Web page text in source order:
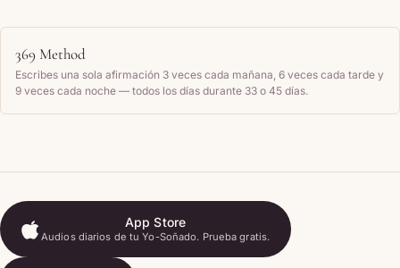
369 Method
Escribes una sola afirmación 3 veces cada mañana, 6 veces cada tarde y
9 veces cada noche — todos los días durante 33 o 45 días.
App Store
Audios diarios de tu Yo-Soñado. Prueba gratis.
App Store